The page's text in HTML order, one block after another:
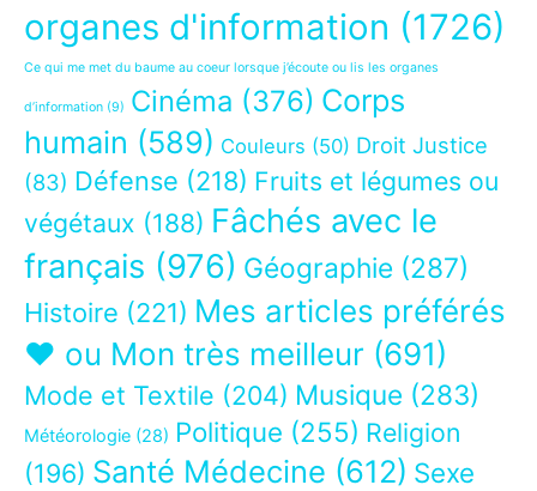
organes d'information (1726)
Ce qui me met du baume au coeur lorsque j’écoute ou lis les organes
d’information (9) Cinéma (376) Corps
humain (589) Couleurs (50) Droit Justice
(83) Défense (218) Fruits et légumes ou
végétaux (188) Fâchés avec le
français (976) Géographie (287)
Histoire (221) Mes articles préférés
❤ ou Mon très meilleur (691)
Mode et Textile (204) Musique (283)
Météorologie (28) Politique (255) Religion
(196) Santé Médecine (612) Sexe